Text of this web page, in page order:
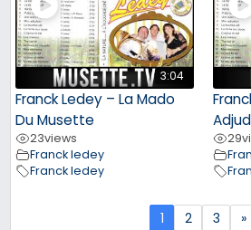
3:04
Franck Ledey – La Mado
Du Musette
23views
Franck ledey
Franck ledey
29
1 2 3 »